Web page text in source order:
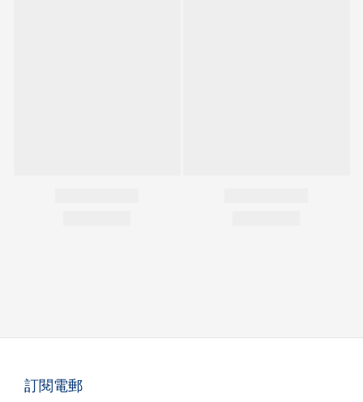
訂閱電郵